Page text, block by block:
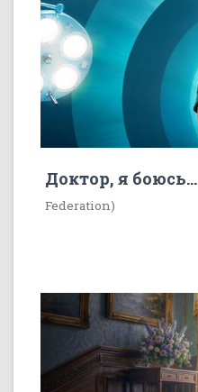
Доктор, я боюсь...
Federation)